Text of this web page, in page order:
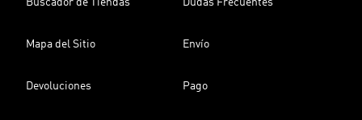
Buscador de Tiendas Dudas Frecuentes
Mapa del Sitio Envío
Devoluciones Pago